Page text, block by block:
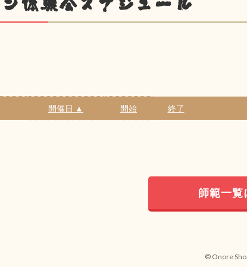
開催日 ▲ 開始 終了
師範一覧
© Onore